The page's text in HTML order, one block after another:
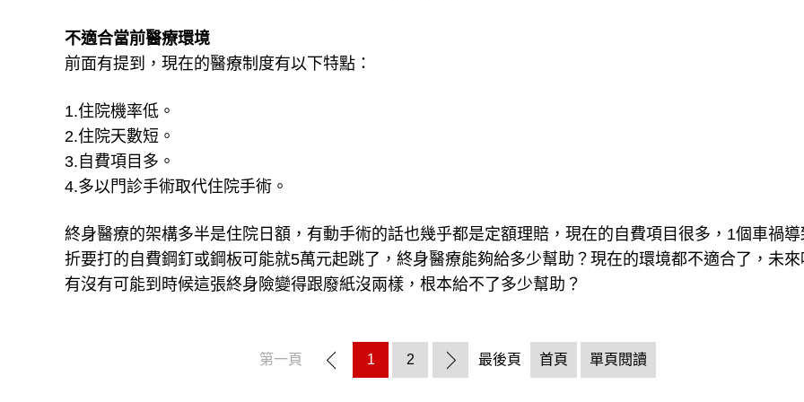
不適合當前醫療環境
前面有提到，現在的醫療制度有以下特點：
1.住院機率低。
2.住院天數短。
3.自費項目多。
4.多以門診手術取代住院手術。
終身醫療的架構多半是住院日額，有動手術的話也幾乎都是定額理賠，現在的自費項目很多，1個車禍導
折要打的自費鋼釘或鋼板可能就5萬元起跳了，終身醫療能夠給多少幫助？現在的環境都不適合了，未來
有沒有可能到時候這張終身險變得跟廢紙沒兩樣，根本給不了多少幫助？
第一頁 1 2 最後頁 首頁 單頁閱讀